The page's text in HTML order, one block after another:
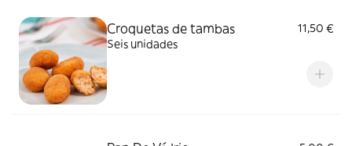
Croquetas de tambas
11,50 €
Seis unidades